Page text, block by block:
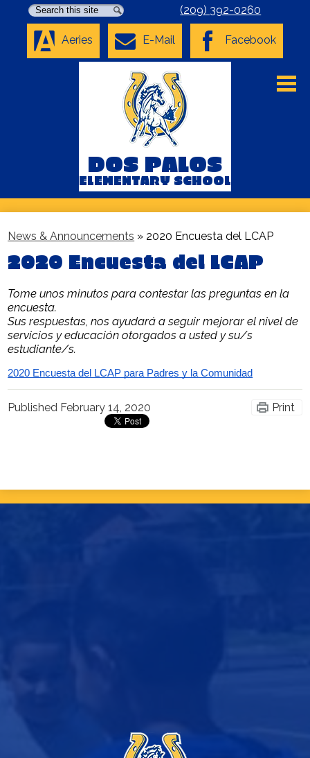
Skip
to
main
content
DOS PALOS
ELEMENTARY SCHOOL
Students
COVID-19 Resources
District Home
Homepage
Search Search (209) 392-0260
Aeries E-Mail Facebook
News & Announcements » 2020 Encuesta del LCAP
2020 Encuesta del LCAP
Tome unos minutos para contestar las preguntas en la
encuesta.
Sus respuestas, nos ayudará a seguir mejorar el nivel de
servicios y educación otorgados a usted y su/s
estudiante/s.
2020 Encuesta del LCAP para Padres y la Comunidad
Published February 14, 2020 Print